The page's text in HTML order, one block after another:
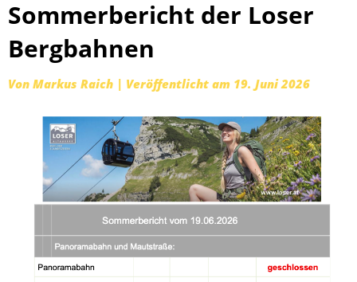
Zum
springen
Sommerbericht der Loser
Bergbahnen
Von Markus Raich | Veröffentlicht am 19. Juni 2026